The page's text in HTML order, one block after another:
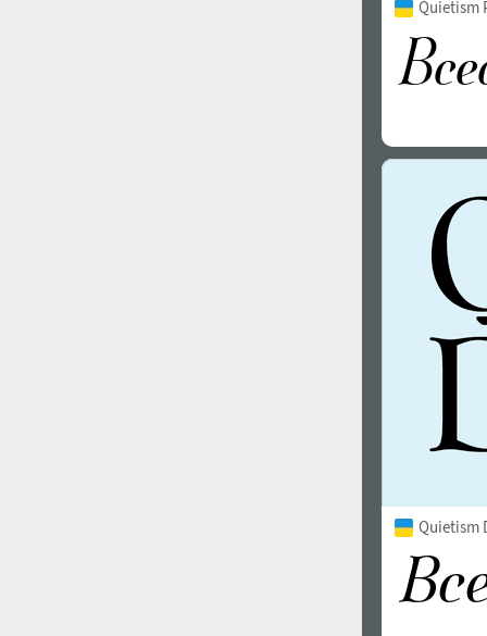
Quietism
Quietism